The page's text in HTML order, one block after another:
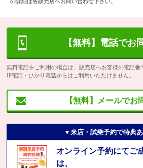
【無料】電話でお
無料電話をご利用の場合は、販売店へお客様の電話番
IP電話・ひかり電話からはご利用いただけません。
【無料】メールでお
▼来店・試乗予約で特典
オンライン予約にてご
は、